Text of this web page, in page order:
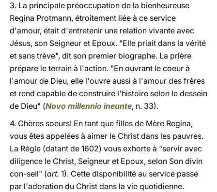
3. La principale préoccupation de la bienheureuse
Regina Protmann, étroitement liée à ce service
d'amour, était d'entretenir une relation vivante avec
Jésus, son Seigneur et Epoux. "Elle priait dans la vérité
et sans trève", dit son premier biographe. La prière
prépare le terrain à l'action. "En ouvrant le coeur à
l'amour de Dieu, elle l'ouvre aussi à l'amour des frères
et rend capable de construire l'histoire selon le dessein
de Dieu" (Novo millennio ineunte, n. 33).
4. Chères soeurs! En tant que filles de Mère Regina,
vous êtes appelées à aimer le Christ dans les pauvres.
La Règle (datant de 1602) vous exhorte à "servir avec
diligence le Christ, Seigneur et Epoux, selon Son divin
con-seil" (art. 1). Cette disponibilité au service passe
par l'adoration du Christ dans la vie quotidienne.